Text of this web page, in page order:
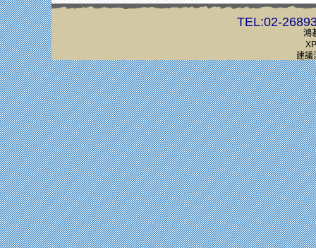
TEL:02-
鴻
建議